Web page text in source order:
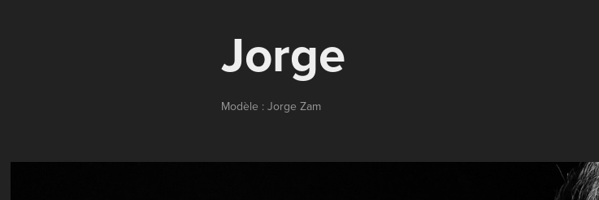
Jorge
Modèle : Jorge Zam